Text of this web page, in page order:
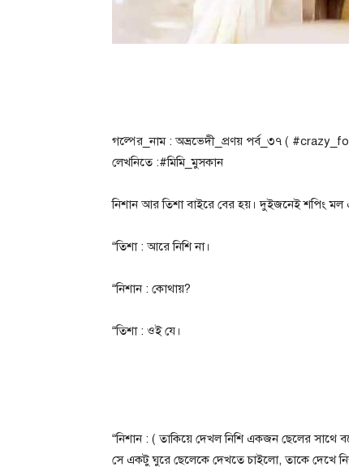
গল্পের_নাম : অভ্রভেদী_প্রণয় পর্ব_৩৭ (
লেখনিতে :#মিমি_মুসকান
নিশান আর তিশা বাইরে বের হয়। দুইজনেই ‌শপিং
“তিশা : আরে নিশি না।
“নিশান : কোথায়?
“তিশা : ওই যে।
“নিশান : ( তাকিয়ে দেখল নিশি একজন ছেলের সাথে
সে একটু ঘুরে ছেলেকে দেখতে চাইলো, তাকে দেখে